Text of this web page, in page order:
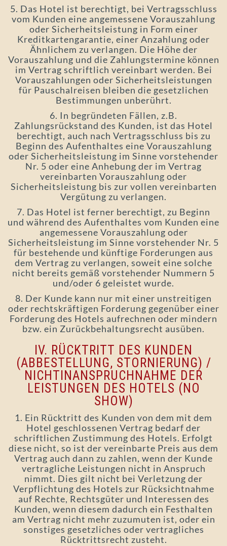
5. Das Hotel ist berechtigt, bei Vertragsschluss
vom Kunden eine angemessene Vorauszahlung
oder Sicherheitsleistung in Form einer
Kreditkartengarantie, einer Anzahlung oder
Ähnlichem zu verlangen. Die Höhe der
Vorauszahlung und die Zahlungstermine können
im Vertrag schriftlich vereinbart werden. Bei
Vorauszahlungen oder Sicherheitsleistungen
für Pauschalreisen bleiben die gesetzlichen
Bestimmungen unberührt.
6. In begründeten Fällen, z.B.
Zahlungsrückstand des Kunden, ist das Hotel
berechtigt, auch nach Vertragsschluss bis zu
Beginn des Aufenthaltes eine Vorauszahlung
oder Sicherheitsleistung im Sinne vorstehender
Nr. 5 oder eine Anhebung der im Vertrag
vereinbarten Vorauszahlung oder
Sicherheitsleistung bis zur vollen vereinbarten
Vergütung zu verlangen.
7. Das Hotel ist ferner berechtigt, zu Beginn
und während des Aufenthaltes vom Kunden eine
angemessene Vorauszahlung oder
Sicherheitsleistung im Sinne vorstehender Nr. 5
für bestehende und künftige Forderungen aus
dem Vertrag zu verlangen, soweit eine solche
nicht bereits gemäß vorstehender Nummern 5
und/oder 6 geleistet wurde.
8. Der Kunde kann nur mit einer unstreitigen
oder rechtskräftigen Forderung gegenüber einer
Forderung des Hotels aufrechnen oder mindern
bzw. ein Zurückbehaltungsrecht ausüben.
IV. RÜCKTRITT DES KUNDEN
(ABBESTELLUNG, STORNIERUNG) /
NICHTINANSPRUCHNAHME DER
LEISTUNGEN DES HOTELS (NO
SHOW)
1. Ein Rücktritt des Kunden von dem mit dem
Hotel geschlossenen Vertrag bedarf der
schriftlichen Zustimmung des Hotels. Erfolgt
diese nicht, so ist der vereinbarte Preis aus dem
Vertrag auch dann zu zahlen, wenn der Kunde
vertragliche Leistungen nicht in Anspruch
nimmt. Dies gilt nicht bei Verletzung der
Verpflichtung des Hotels zur Rücksichtnahme
auf Rechte, Rechtsgüter und Interessen des
Kunden, wenn diesem dadurch ein Festhalten
am Vertrag nicht mehr zuzumuten ist, oder ein
sonstiges gesetzliches oder vertragliches
Rücktrittsrecht zusteht.